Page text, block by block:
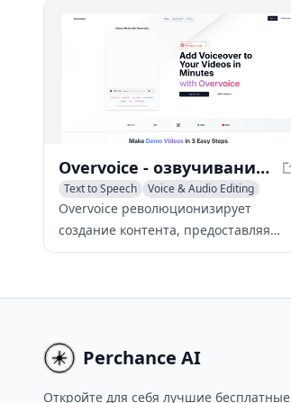
Overvoice - озвучивание с помощью ИИ за считанные минуты
Text to Speech
Voice & Audio Editing
AI Voice Cloning
Overvoice революционизирует
создание контента, предоставляя
высококачественное озвучивание с
позволяя пользователям создавать
рекламный контент.
Perchance AI
Откройте для себя лучшие бесплатные